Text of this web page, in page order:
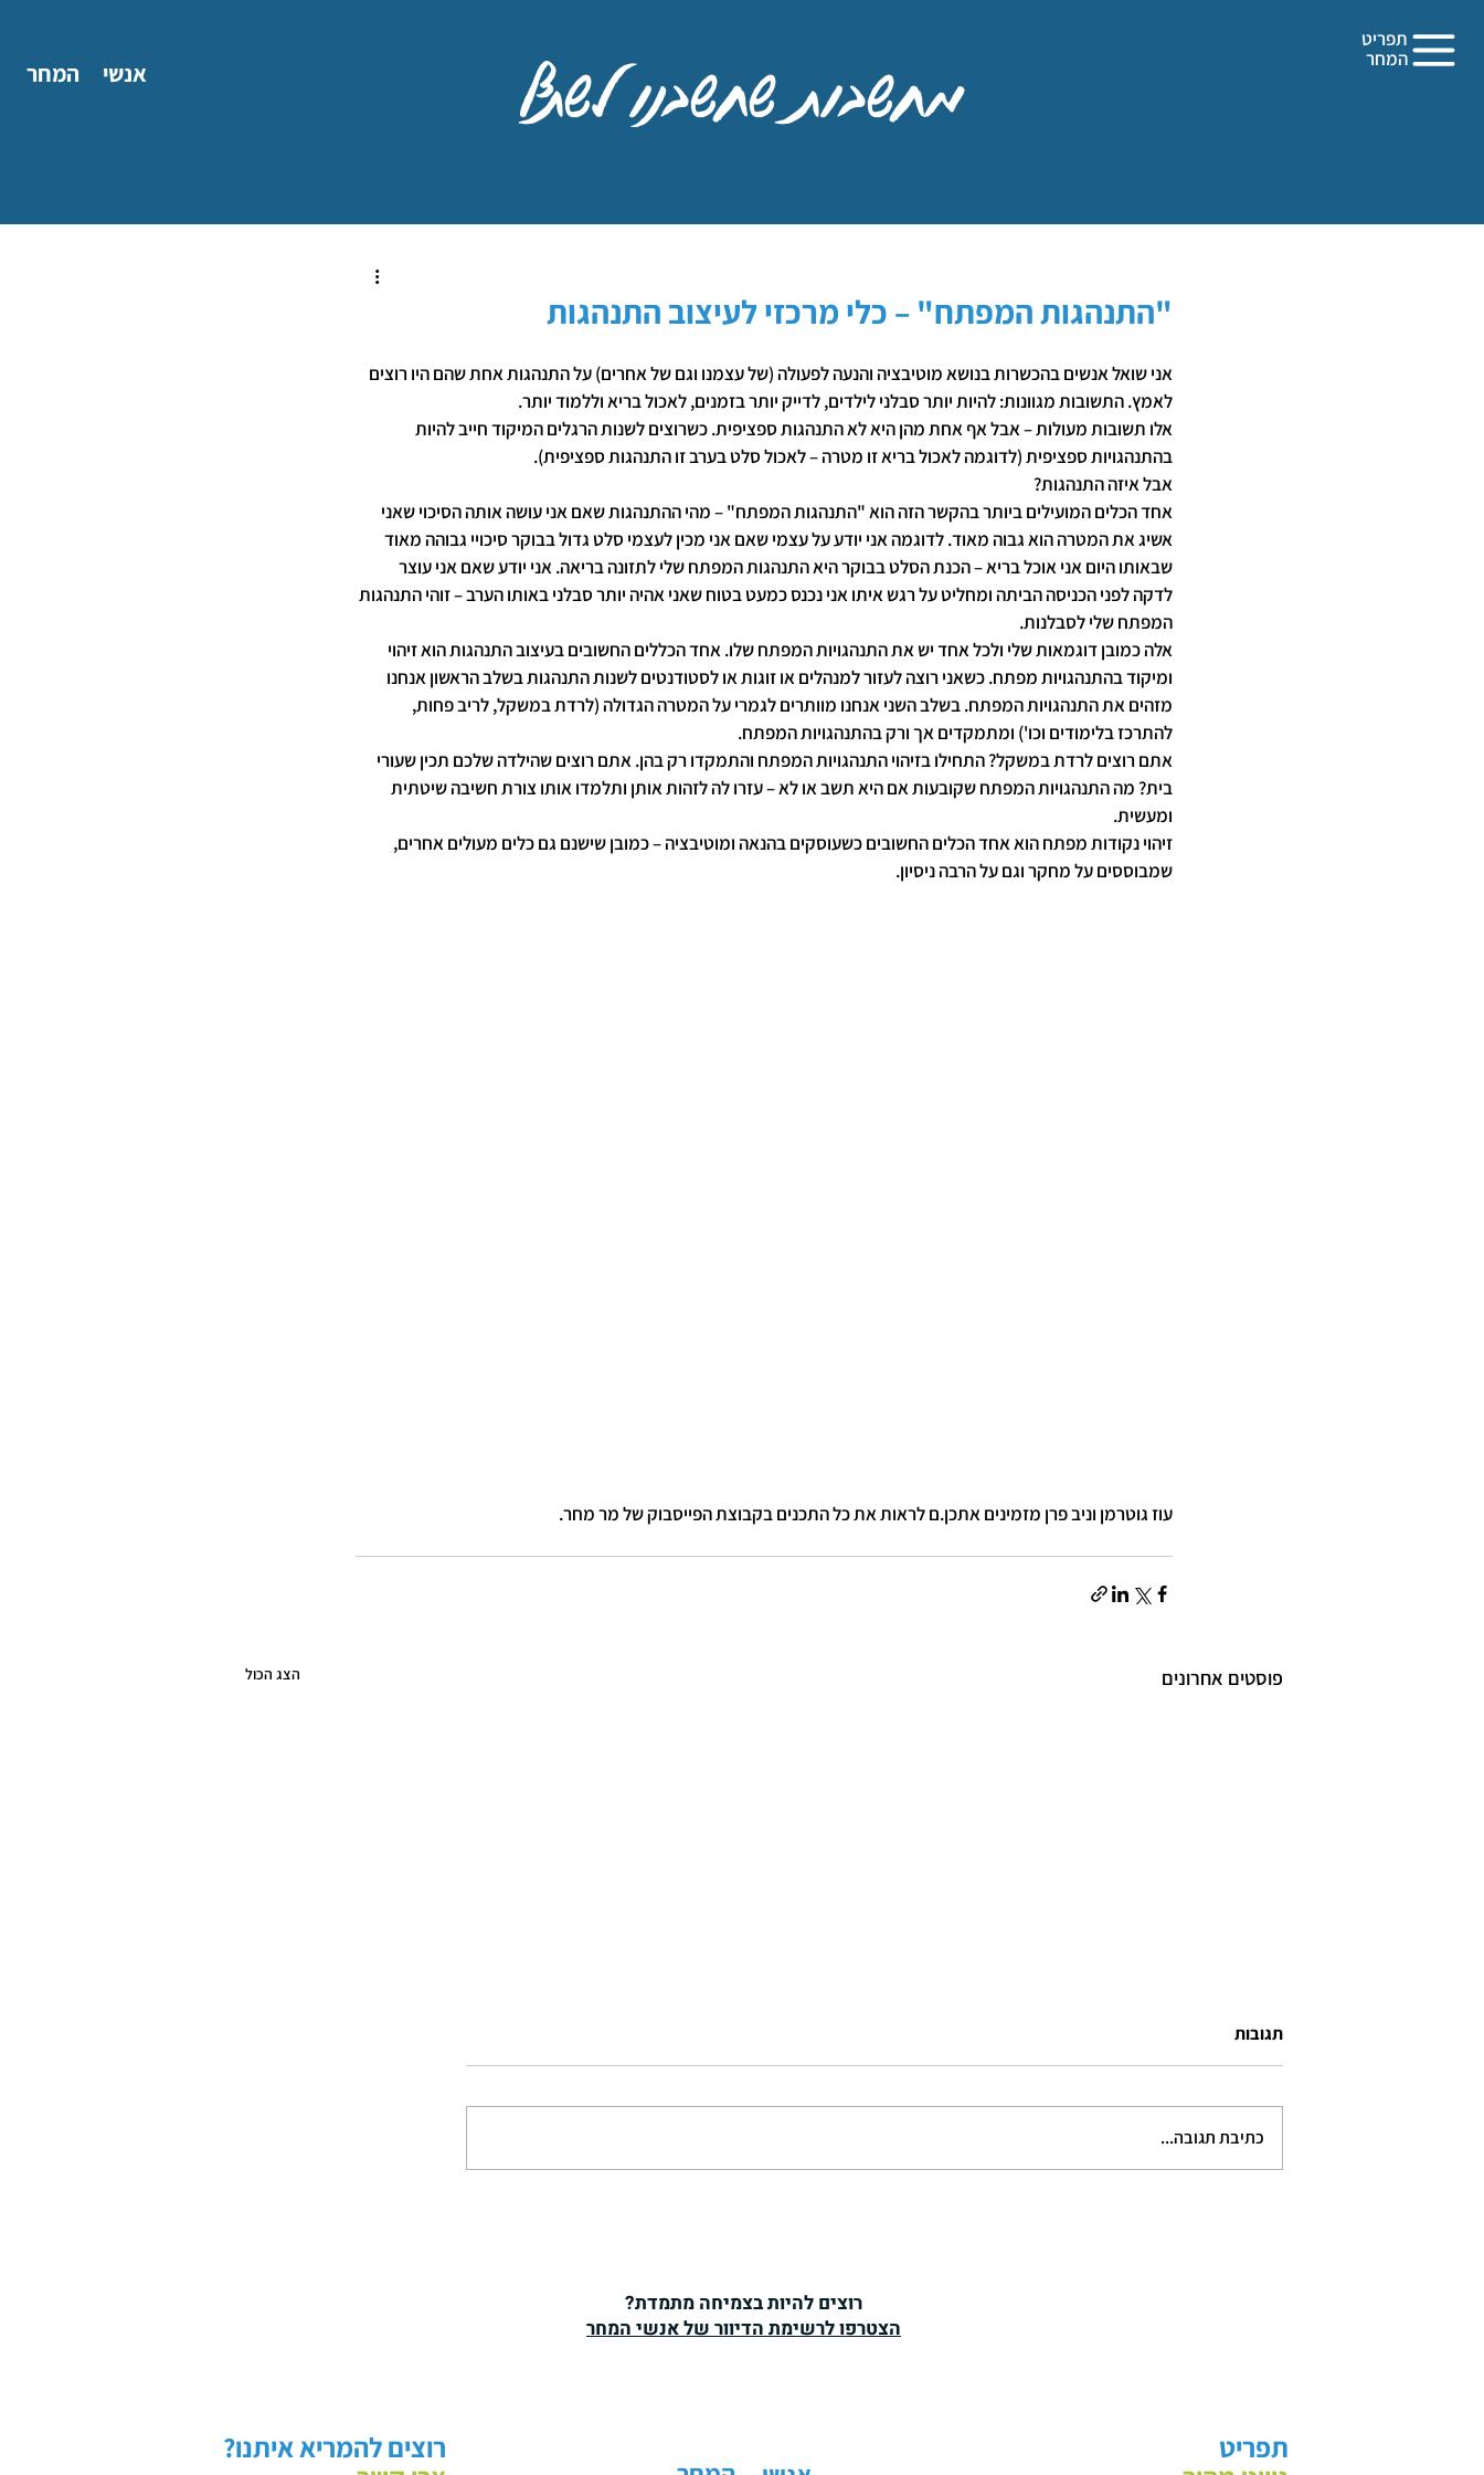
אנשי המחר
תפריט
המחר
מחשבות שחשבנו לשתף
"התנהגות המפתח" – כלי מרכזי לעיצוב התנהגות
אני שואל אנשים בהכשרות בנושא מוטיבציה והנעה לפעולה (של עצמנו וגם של אחרים) על התנהגות אחת שהם היו רוצים
לאמץ. התשובות מגוונות: להיות יותר סבלני לילדים, לדייק יותר בזמנים, לאכול בריא וללמוד יותר.
אלו תשובות מעולות – אבל אף אחת מהן היא לא התנהגות ספציפית. כשרוצים לשנות הרגלים המיקוד חייב להיות
בהתנהגויות ספציפית (לדוגמה לאכול בריא זו מטרה – לאכול סלט בערב זו התנהגות ספציפית).
אבל איזה התנהגות?
אחד הכלים המועילים ביותר בהקשר הזה הוא "התנהגות המפתח" – מהי ההתנהגות שאם אני עושה אותה הסיכוי שאני
אשיג את המטרה הוא גבוה מאוד. לדוגמה אני יודע על עצמי שאם אני מכין לעצמי סלט גדול בבוקר סיכויי גבוהה מאוד
שבאותו היום אני אוכל בריא – הכנת הסלט בבוקר היא התנהגות המפתח שלי לתזונה בריאה. אני יודע שאם אני עוצר
לדקה לפני הכניסה הביתה ומחליט על רגש איתו אני נכנס כמעט בטוח שאני אהיה יותר סבלני באותו הערב – זוהי התנהגות
המפתח שלי לסבלנות.
אלה כמובן דוגמאות שלי ולכל אחד יש את התנהגויות המפתח שלו. אחד הכללים החשובים בעיצוב התנהגות הוא זיהוי
ומיקוד בהתנהגויות מפתח. כשאני רוצה לעזור למנהלים או זוגות או לסטודנטים לשנות התנהגות בשלב הראשון אנחנו
מזהים את התנהגויות המפתח. בשלב השני אנחנו מוותרים לגמרי על המטרה הגדולה (לרדת במשקל, לריב פחות,
להתרכז בלימודים וכו') ומתמקדים אך ורק בהתנהגויות המפתח.
אתם רוצים לרדת במשקל? התחילו בזיהוי התנהגויות המפתח והתמקדו רק בהן. אתם רוצים שהילדה שלכם תכין שעורי
בית? מה התנהגויות המפתח שקובעות אם היא תשב או לא – עזרו לה לזהות אותן ותלמדו אותו צורת חשיבה שיטתית
ומעשית.
זיהוי נקודות מפתח הוא אחד הכלים החשובים כשעוסקים בהנאה ומוטיבציה – כמובן שישנם גם כלים מעולים אחרים,
שמבוססים על מחקר וגם על הרבה ניסיון.
עוז גוטרמן וניב פרן מזמינים אתכן.ם לראות את כל התכנים בקבוצת הפייסבוק של מר מחר.
פוסטים אחרונים הצג הכול
דרך הבטוחה להשאיר אנשים עניים
"אתה צוחק עלי, נכון?" אמר לי השבוע
הלוואה". זה היה כשהייתי השבוע
בסוכנות...
נמצא בבסיס המשבר שחווה היום
תגובות
כתיבת תגובה...
רוצים להיות בצמיחה מתמדת?
הצטרפו לרשימת הדיוור של אנשי המחר
רוצים להמריא איתנו?
תפריט